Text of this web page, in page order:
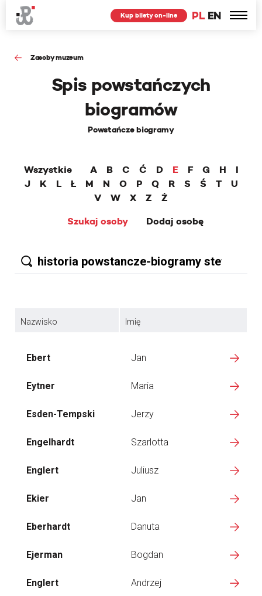
PL EN
Kup bilety on-line
Zasoby muzeum
Spis powstańczych
biogramów
Powstańcze biogramy
Wszystkie A B C Ć D E F G H
I
J
K L Ł M N O P Q R S Ś T
U
V
W X Z
Ż
Szukaj osoby
Dodaj osobę
Nazwisko Imię
Ebert Jan
Eytner Maria
Esden-Tempski Jerzy
Engelhardt Szarlotta
Englert Juliusz
Ekier Jan
Eberhardt Danuta
Ejerman Bogdan
Englert Andrzej